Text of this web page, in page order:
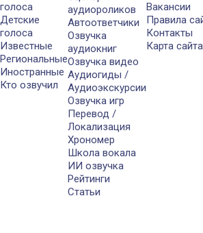
голоса
Детские
голоса
Известные
Региональные
Иностранные
Кто озвучил
аудиороликов
Автоответчики
Озвучка
аудиокниг
Озвучка видео
Аудиогиды /
Аудиоэкскурсии
Озвучка игр
Перевод /
Локализация
Хрономер
Школа вокала
ИИ озвучка
Рейтинги
Статьи
Вакансии
Правила
Контакты
Карта сайта